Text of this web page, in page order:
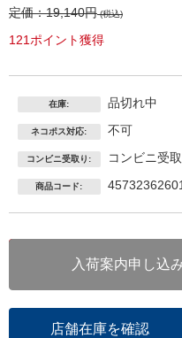
定価：19,140円(税込)
121ポイント獲得
在庫: 品切れ中
ネコポス対応: 不可
コンビニ受取り: コンビニ受
商品コード:
入荷案内申し込
店舗在庫を確認